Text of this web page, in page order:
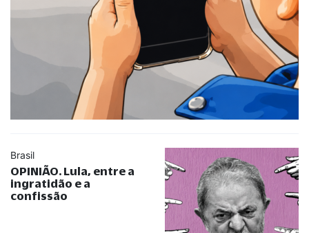
Brasil
OPINIÃO. Lula, entre a
ingratidão e a
confissão